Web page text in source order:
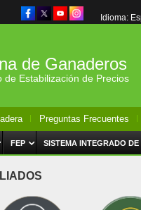
Idioma:
de Ganaderos
Estabilización de Precios
Preguntas Frecuentes
FEP SISTEMA INTEGRADO DE